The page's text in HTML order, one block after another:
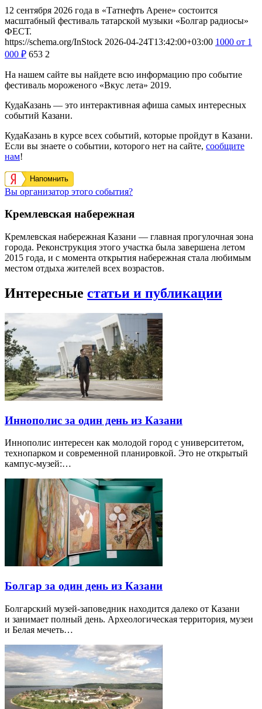
12 сентября 2026 года в «Татнефть Арене» состоится
масштабный фестиваль татарской музыки «Болгар радиосы»
ФЕСТ.
https://schema.org/InStock 2026-04-24T13:42:00+03:00 1000 от 1
000 ₽ 653 2
На нашем сайте вы найдете всю информацию про событие
фестиваль мороженого «Вкус лета» 2019.
КудаКазань — это интерактивная афиша самых интересных
событий Казани.
КудаКазань в курсе всех событий, которые пройдут в Казани.
Если вы знаете о событии, которого нет на сайте, сообщите
нам!
Напомнить
Вы организатор этого события?
Кремлевская набережная
Кремлевская набережная Казани — главная прогулочная зона
города. Реконструкция этого участка была завершена летом
2015 года, и с момента открытия набережная стала любимым
местом отдыха жителей всех возрастов.
Интересные статьи и публикации
Иннополис за один день из Казани
Иннополис интересен как молодой город с университетом,
технопарком и современной планировкой. Это не открытый
кампус-музей:…
Болгар за один день из Казани
Болгарский музей-заповедник находится далеко от Казани
и занимает полный день. Археологическая территория, музеи
и Белая мечеть…